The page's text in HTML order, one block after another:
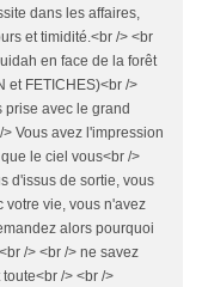
dans les affaires,
et timidité.<br /> <br
en face de la forêt
et FETICHES)<br />
prise avec le grand
Vous avez l'impression
le ciel vous<br />
d'issus de sortie, vous
votre vie, vous n'avez
alors pourquoi
/> <br /> ne savez
/> <br />